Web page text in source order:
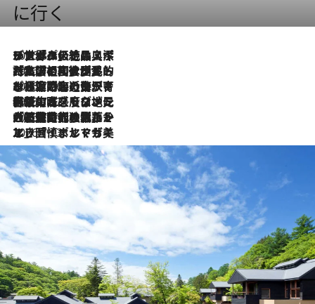
に行く
2026.8.8
リスボンの絶品スイーツ「パステル・デ・ナタ」とは？ポルトガル伝統の奥深い世界へ
2026.7.27
「私の祖国はポルトガル語です」国民的詩人フェルナンド・ペソアと、彼が愛した文学の街を歩く
2026.7.26
ポルトガル近海が育む極上の海の幸。キリリと冷えた白ワインと愉しむ、シーフード専門店の贅沢
2026.7.22
伝統の味をモダンに昇華。高感度な地元客が集う、リスボンの最旬ガストロノミー
2026.7.21
大航海時代の栄華から、震災、独裁、そして革命へ。ポルトガル・首都リスボンの石畳に刻まれた「歴史の光と影」
2026.7.13
エッセイ・ヤマザキマリ「慎ましくも美しき国 ポルトガル」